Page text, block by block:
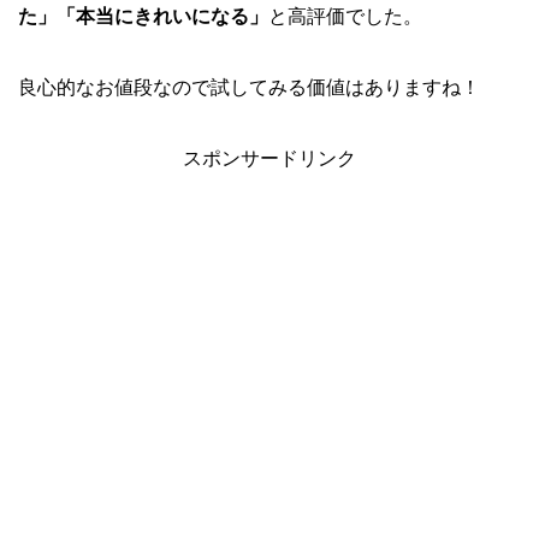
た」「本当にきれいになる」 と高評価でした。
良心的なお値段なので試してみる価値はありますね！
スポンサードリンク